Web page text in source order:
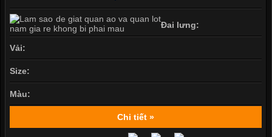
Đai lưng:
Vải:
Size:
Màu:
Chi tiết »